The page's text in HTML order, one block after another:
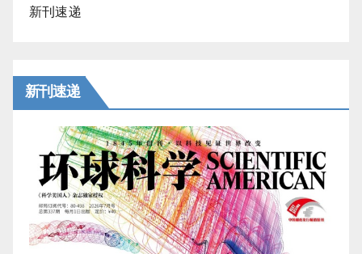
新刊速递
新刊速递